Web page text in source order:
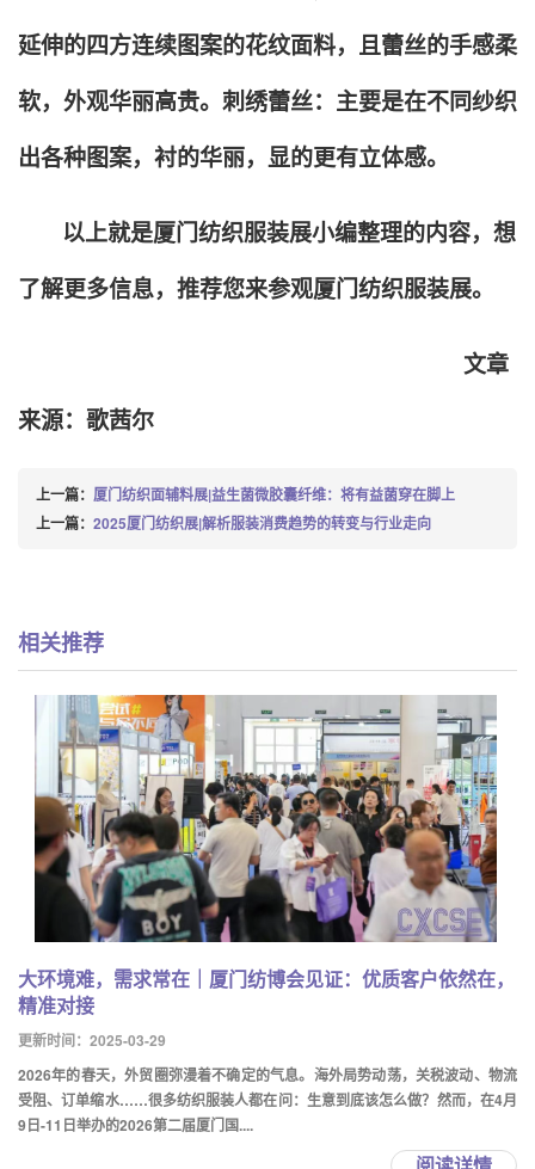
延伸的四方连续图案的花纹面料，且蕾丝的手感柔
软，外观华丽高贵。刺绣蕾丝：主要是在不同纱织
出各种图案，衬的华丽，显的更有立体感。
以上就是厦门纺织服装展小编整理的内容，想
了解更多信息，推荐您来参观厦门纺织服装展。
文章
来源：歌茜尔
上一篇： 厦门纺织面辅料展|益生菌微胶囊纤维：将有益菌穿在脚上
上一篇： 2025厦门纺织展|解析服装消费趋势的转变与行业走向
相关推荐
大环境难，需求常在｜厦门纺博会见证：优质客户依然在，
精准对接
更新时间：2025-03-29
2026年的春天，外贸圈弥漫着不确定的气息。海外局势动荡，关税波动、物流
受阻、订单缩水……很多纺织服装人都在问：生意到底该怎么做？然而，在4月
9日-11日举办的2026第二届厦门国....